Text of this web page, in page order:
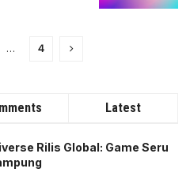
… 4
Latest
Rilis Global: Game Seru